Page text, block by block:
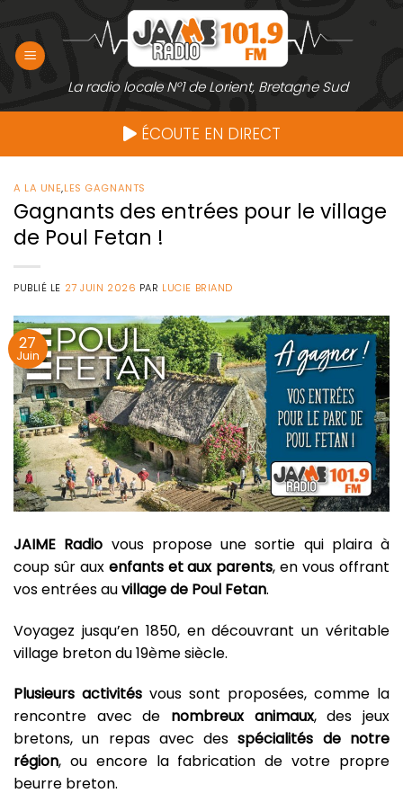
contenu
La radio locale N°1 de Lorient, Bretagne Sud
ÉCOUTE EN DIRECT
A LA UNE,LES GAGNANTS
Gagnants des entrées pour le village
de Poul Fetan !
PUBLIÉ LE 27 JUIN 2026 PAR LUCIE BRIAND
27
Juin
JAIME Radio vous propose une sortie qui plaira à
coup sûr aux enfants et aux parents, en vous offrant
vos entrées auvillage de Poul Fetan.
Voyagez jusqu’en 1850, en découvrant un véritable
village breton du 19èmesiècle.
Plusieurs activités vous sont proposées, comme la
rencontre avec de nombreux animaux, des jeux
bretons, un repas avec desspécialités de notre
région, ou encore la fabrication de votre propre
beurre breton.